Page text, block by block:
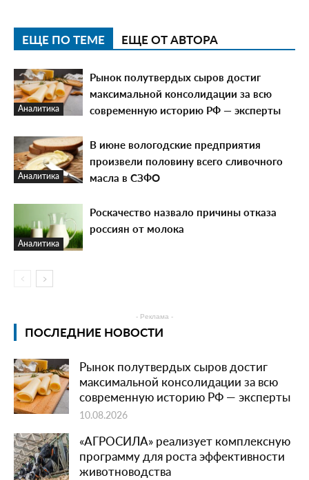
ЕЩЕ ПО ТЕМЕ ЕЩЕ ОТ АВТОРА
Аналитика
Рынок полутвердых сыров достиг
максимальной консолидации за всю
современную историю РФ — эксперты
Аналитика
В июне вологодские предприятия
произвели половину всего сливочного
масла в СЗФО
Аналитика
Роскачество назвало причины отказа
россиян от молока
- Реклама -
ПОСЛЕДНИЕ НОВОСТИ
Рынок полутвердых сыров достиг
максимальной консолидации за всю
современную историю РФ — эксперты
10.08.2026
«АГРОСИЛА» реализует комплексную
программу для роста эффективности
животноводства